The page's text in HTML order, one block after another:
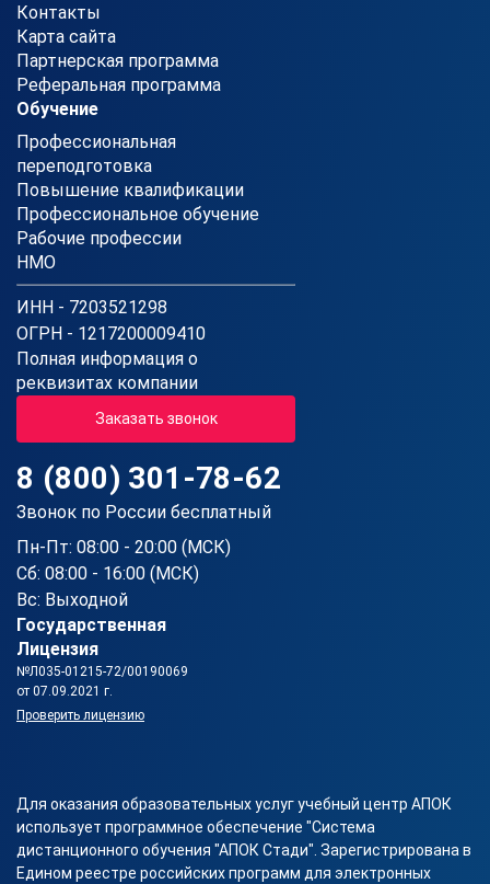
Контакты
Карта сайта
Партнерская программа
Реферальная программа
Обучение
Профессиональная
переподготовка
Повышение квалификации
Профессиональное обучение
Рабочие профессии
НМО
ИНН - 7203521298
ОГРН - 1217200009410
Полная информация о
реквизитах компании
Заказать звонок
8 (800) 301-78-62
Звонок по России бесплатный
Пн-Пт: 08:00 - 20:00 (МСК)
Сб: 08:00 - 16:00 (МСК)
Вс: Выходной
Государственная
Лицензия
№Л035-01215-72/00190069
от 07.09.2021 г.
Проверить лицензию
Для оказания образовательных услуг учебный центр АПОК
использует программное обеспечение "Система
дистанционного обучения "АПОК Стади". Зарегистрирована в
Едином реестре российских программ для электронных